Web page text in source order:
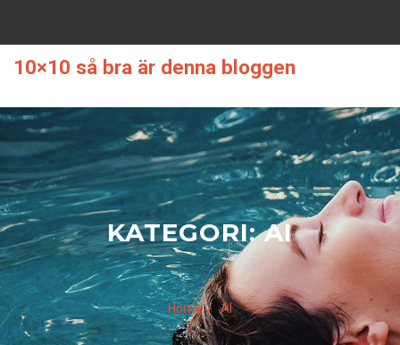
content
10×10 så bra är denna bloggen
KATEGORI:AI
Home AI